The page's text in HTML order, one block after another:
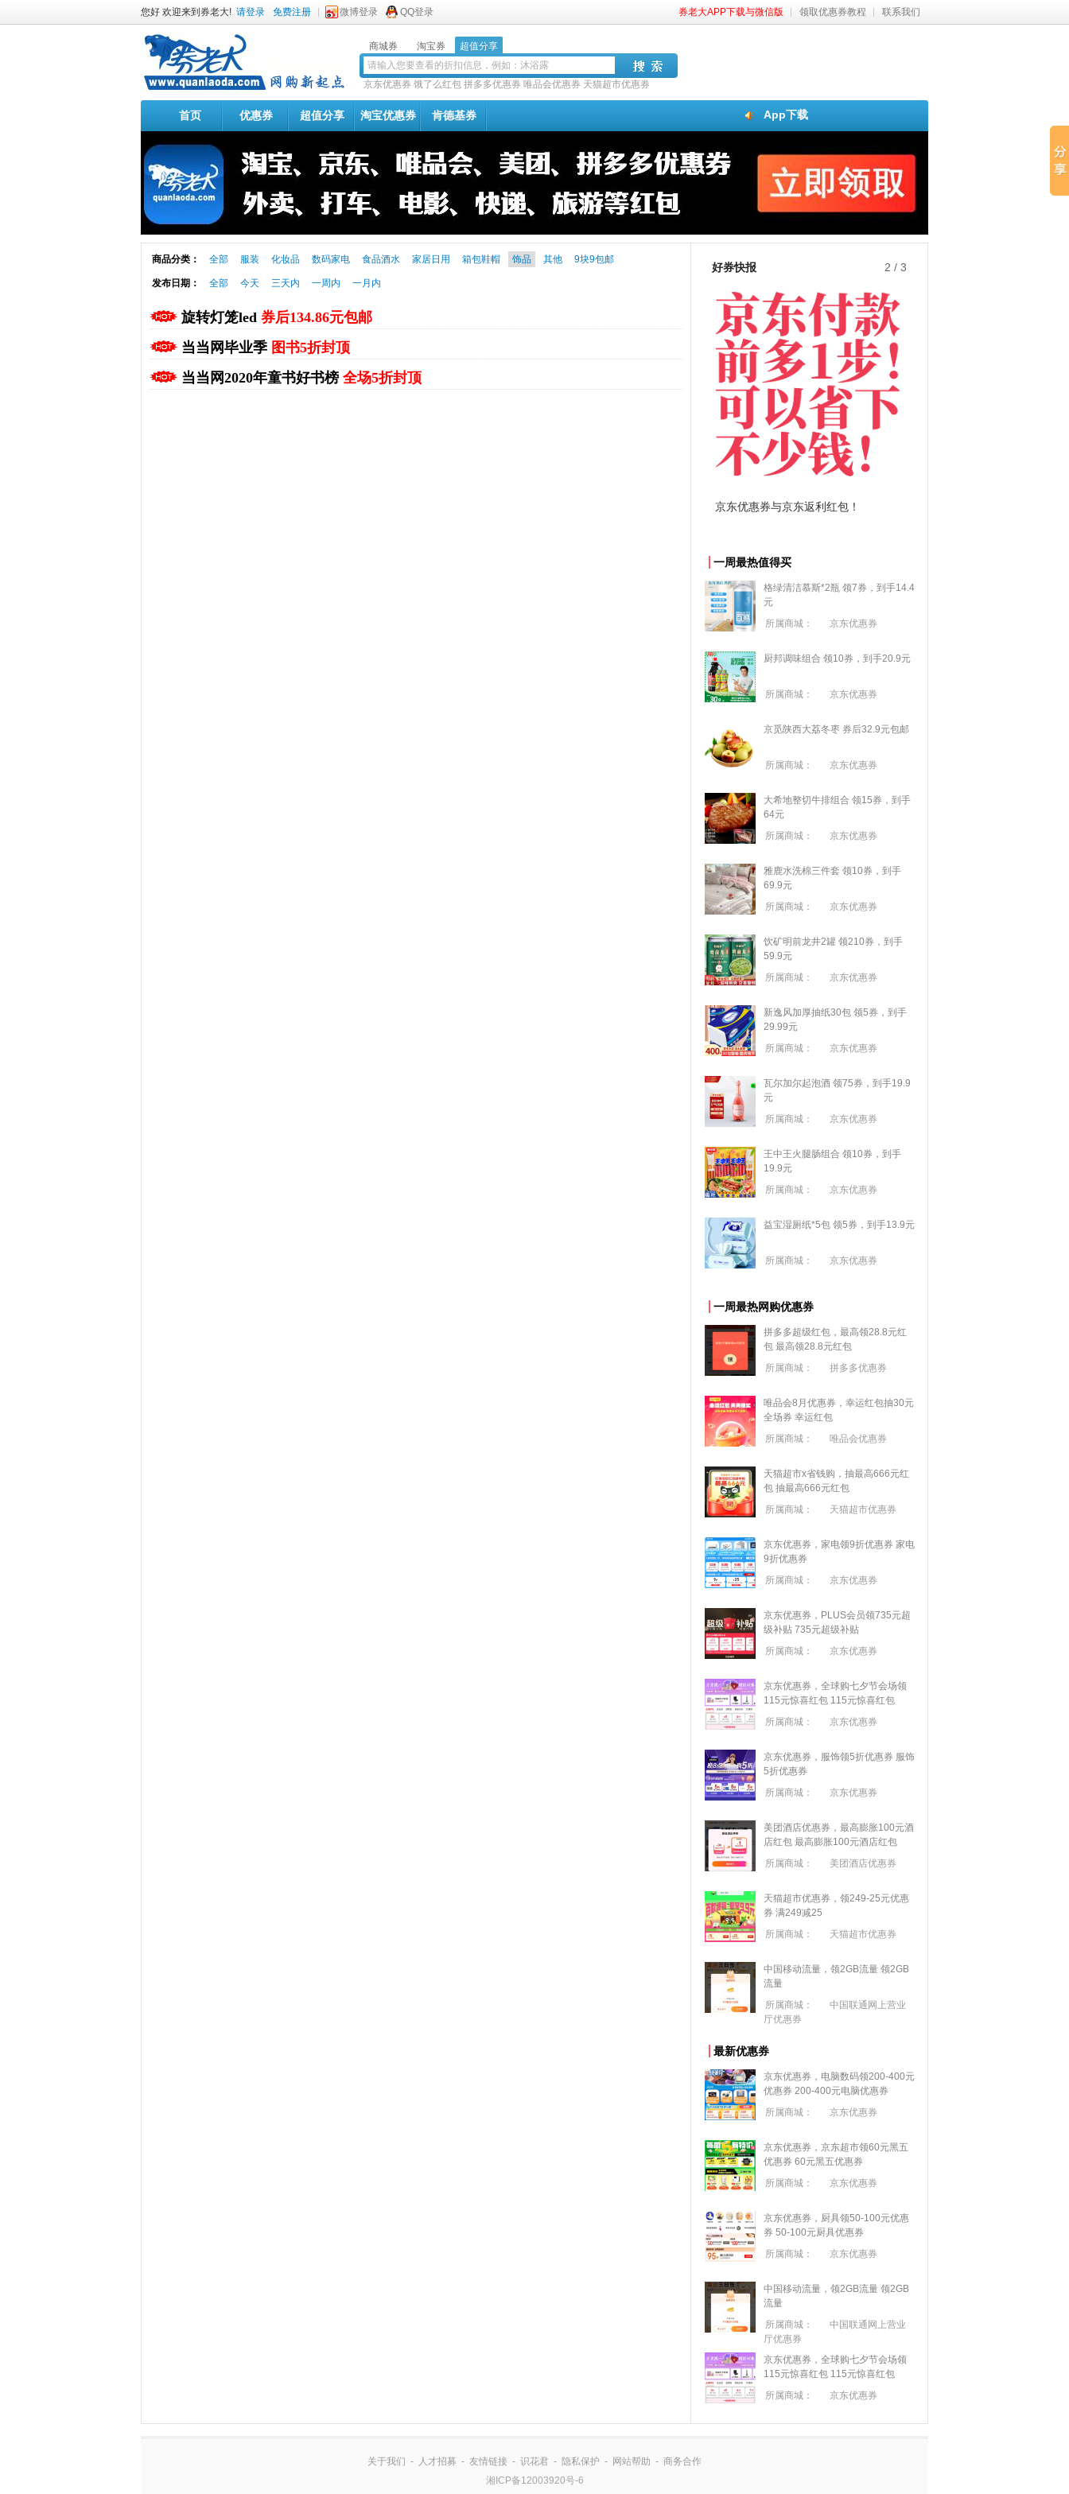
您好 欢迎来到券老大! 请登录 免费注册 微博登录 QQ登录 券老大APP下载与微信版 领取优惠券教程 联系我们
商城券 淘宝券 超值分享
京东优惠券 饿了么红包 拼多多优惠券 唯品会优惠券 天猫超市优惠券
App下载
首页 优惠券 超值分享 淘宝优惠券 肯德基券
商品分类： 全部 服装 化妆品 数码家电 食品酒水 家居日用 箱包鞋帽 饰品 其他 9块9包邮
发布日期： 全部 今天 三天内 一周内 一月内
旋转灯笼led 券后134.86元包邮
当当网毕业季 图书5折封顶
当当网2020年童书好书榜 全场5折封顶
好券快报 3 / 3
拼多多优惠券+拼多多返利
一周最热值得买
格绿清洁慕斯*2瓶 领7券，到手14.4
元
所属商城：
京东优惠券
厨邦调味组合 领10券，到手20.9元
所属商城： 京东优惠券
京觅陕西大荔冬枣 券后32.9元包邮
所属商城： 京东优惠券
大希地整切牛排组合 领15券，到手
64元
所属商城：
京东优惠券
雅鹿水洗棉三件套 领10券，到手
69.9元
所属商城：
京东优惠券
饮矿明前龙井2罐 领210券，到手
59.9元
所属商城：
京东优惠券
新逸风加厚抽纸30包 领5券，到手
29.99元
所属商城：
京东优惠券
瓦尔加尔起泡酒 领75券，到手19.9
元
所属商城：
京东优惠券
王中王火腿肠组合 领10券，到手
19.9元
所属商城：
京东优惠券
益宝湿厕纸*5包 领5券，到手13.9元
所属商城： 京东优惠券
一周最热网购优惠券
拼多多超级红包，最高领28.8元红
包 最高领28.8元红包
所属商城：
拼多多优惠券
唯品会8月优惠券，幸运红包抽30元
全场券 幸运红包
所属商城：
唯品会优惠券
天猫超市x省钱购，抽最高666元红
包 抽最高666元红包
所属商城：
天猫超市优惠券
京东优惠券，家电领9折优惠券 家电
9折优惠券
所属商城：
京东优惠券
京东优惠券，PLUS会员领735元超
级补贴 735元超级补贴
所属商城：
京东优惠券
京东优惠券，全球购七夕节会场领
115元惊喜红包 115元惊喜红包
所属商城：
京东优惠券
京东优惠券，服饰领5折优惠券 服饰
5折优惠券
所属商城：
京东优惠券
美团酒店优惠券，最高膨胀100元酒
店红包 最高膨胀100元酒店红包
所属商城：
美团酒店优惠券
天猫超市优惠券，领249-25元优惠
券 满249减25
所属商城：
天猫超市优惠券
中国移动流量，领2GB流量 领2GB
流量
所属商城：
中国联通网上营业
厅优惠券
最新优惠券
京东优惠券，电脑数码领200-400元
优惠券 200-400元电脑优惠券
所属商城：
京东优惠券
京东优惠券，京东超市领60元黑五
优惠券 60元黑五优惠券
所属商城：
京东优惠券
京东优惠券，厨具领50-100元优惠
券 50-100元厨具优惠券
所属商城：
京东优惠券
中国移动流量，领2GB流量 领2GB
流量
所属商城：
中国联通网上营业
厅优惠券
京东优惠券，全球购七夕节会场领
115元惊喜红包 115元惊喜红包
所属商城：
京东优惠券
关于我们 - 人才招募 - 友情链接 - 识花君 - 隐私保护 - 网站帮助 - 商务合作
湘ICP备12003920号-6